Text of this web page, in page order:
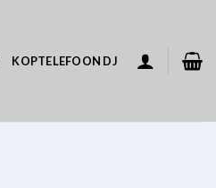
KOPTELEFOON DJ